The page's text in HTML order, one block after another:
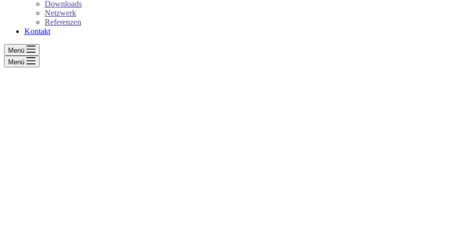
Downloads
Netzwerk
Referenzen
Kontakt
Menü
Menü